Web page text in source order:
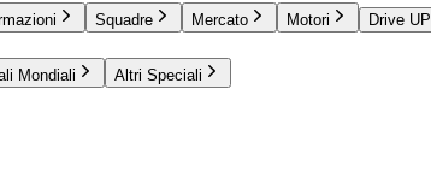
Squadre Mercato Motori Drive UP
Mondiali Altri Speciali